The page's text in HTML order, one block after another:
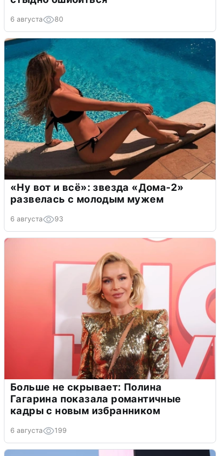
6 августа 80
«Ну вот и всё»: звезда «Дома-2»
развелась с молодым мужем
6 августа 93
Больше не скрывает: Полина
Гагарина показала романтичные
кадры с новым избранником
6 августа 199